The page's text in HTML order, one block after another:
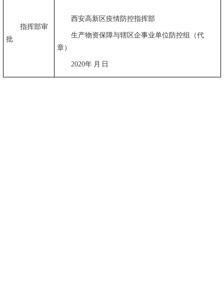
指挥部审
批
西安高新区疫情防控指挥部
生产物资保障与辖区企事业单位防控组（代
章）
2020年 月 日